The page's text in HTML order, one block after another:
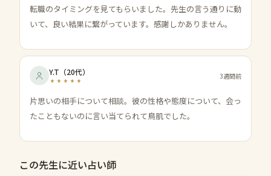
転職のタイミングを見てもらいました。先生の言う通りに動
いて、良い結果に繋がっています。感謝しかありません。
Y.T （20代） 3週間前
片思いの相手について相談。彼の性格や態度について、会っ
たこともないのに言い当てられて鳥肌でした。
この先生に近い占い師